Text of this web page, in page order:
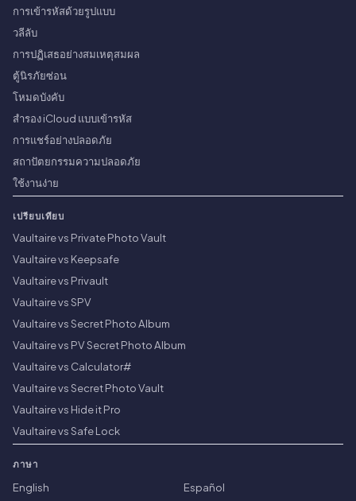
การเข้ารหัสด้วยรูปแบบ
วลีลับ
การปฏิเสธอย่างสมเหตุสมผล
ตู้นิรภัยซ่อน
โหมดบังคับ
สำรอง iCloud แบบเข้ารหัส
การแชร์อย่างปลอดภัย
สถาปัตยกรรมความปลอดภัย
ใช้งานง่าย
เปรียบเทียบ
Vaultaire vs Private Photo Vault
Vaultaire vs Keepsafe
Vaultaire vs Privault
Vaultaire vs SPV
Vaultaire vs Secret Photo Album
Vaultaire vs PV Secret Photo Album
Vaultaire vs Calculator#
Vaultaire vs Secret Photo Vault
Vaultaire vs Hide it Pro
Vaultaire vs Safe Lock
ภาษา
English
Español